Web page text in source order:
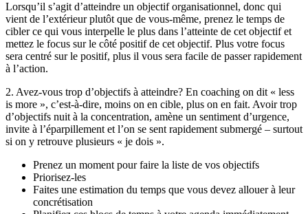
Lorsqu’il s’agit d’atteindre un objectif organisationnel, donc qui
vient de l’extérieur plutôt que de vous-même, prenez le temps de
cibler ce qui vous interpelle le plus dans l’atteinte de cet objectif et
mettez le focus sur le côté positif de cet objectif. Plus votre focus
sera centré sur le positif, plus il vous sera facile de passer rapidement
à l’action.
2. Avez-vous trop d’objectifs à atteindre? En coaching on dit « less
is more », c’est-à-dire, moins on en cible, plus on en fait. Avoir trop
d’objectifs nuit à la concentration, amène un sentiment d’urgence,
invite à l’éparpillement et l’on se sent rapidement submergé – surtout
si on y retrouve plusieurs « je dois ».
Prenez un moment pour faire la liste de vos objectifs
Priorisez-les
Faites une estimation du temps que vous devez allouer à leur
concrétisation